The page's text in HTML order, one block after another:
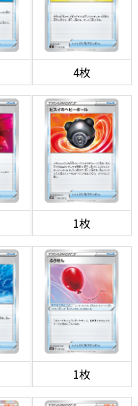
4枚
1枚
1枚